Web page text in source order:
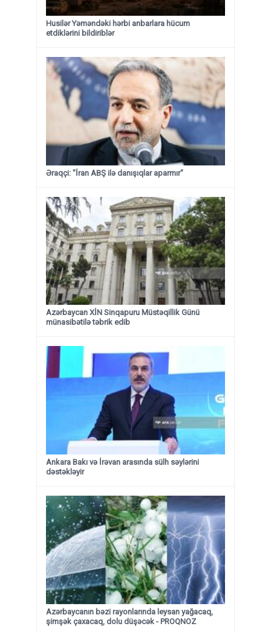
Husilər Yəməndəki hərbi anbarlara hücum
etdiklərini bildiriblər
Əraqçi: "İran ABŞ ilə danışıqlar aparmır"
Azərbaycan XİN Sinqapuru Müstəqillik Günü
münasibətilə təbrik edib
Ankara Bakı və İrəvan arasında sülh səylərini
dəstəkləyir
Azərbaycanın bəzi rayonlarında leysan yağacaq,
şimşək çaxacaq, dolu düşəcək - PROQNOZ